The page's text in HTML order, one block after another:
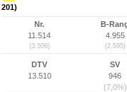
201)
Nr.
11.514
(3.506)
B-
4.955
(2.595)
DTV
13.510
SV
946
(7,0%)